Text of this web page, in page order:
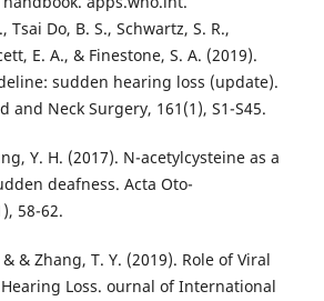
Tsai Do, B. S., Schwartz, S. R.,
E. A., & Finestone, S. A. (2019).
sudden hearing loss (update).
and Neck Surgery, 161(1), S1-S45.
Y. H. (2017). N-acetylcysteine as a
deafness. Acta Oto-
58-62.
& & Zhang, T. Y. (2019). Role of Viral
Loss. ournal of International